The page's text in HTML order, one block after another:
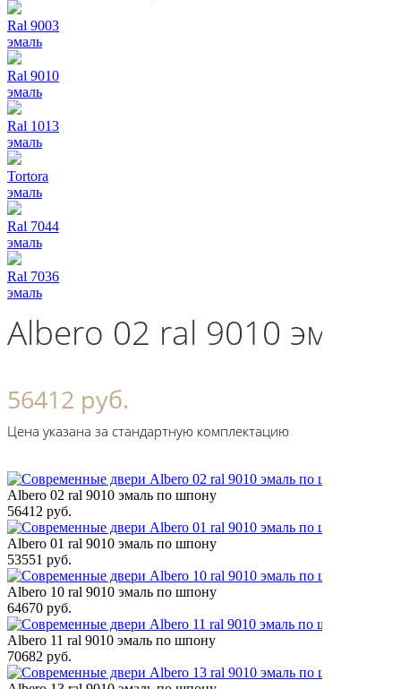
Ral 9003
эмаль
Ral 9010
эмаль
Ral 1013
эмаль
Tortora
эмаль
Ral 7044
эмаль
Ral 7036
эмаль
Albero 02 ral 9010
56412 руб.
Цена указана за стандартную комплектацию
Albero 02 ral 9010 эмаль по шпону
56412 руб.
Albero 01 ral 9010 эмаль по шпону
53551 руб.
Albero 10 ral 9010 эмаль по шпону
64670 руб.
Albero 11 ral 9010 эмаль по шпону
70682 руб.